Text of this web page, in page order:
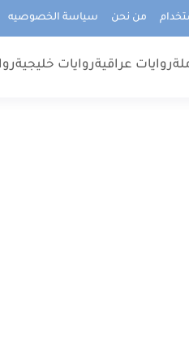
من نحن سياسة الخصوصيه
روايات عراقيةروايات خليجية